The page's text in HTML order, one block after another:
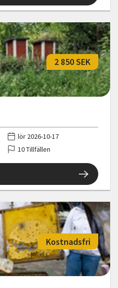
2 850 SEK
lör 2026-10-17
10 Tillfällen
Kostnadsfri